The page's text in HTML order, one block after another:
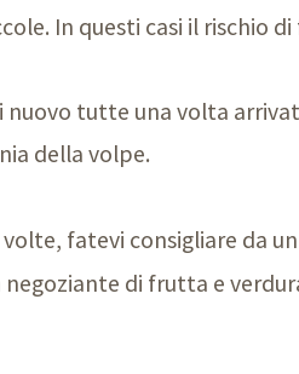
In questi casi il rischio
tutte una volta
della volpe.
fatevi consigliare da
di frutta e